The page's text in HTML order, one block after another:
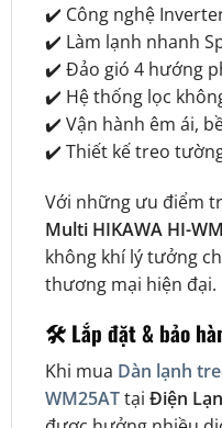
✔️ Công nghệ
✔️ Làm lạnh nhanh
✔️ Đảo gió 4 hướng
✔️ Hệ thống lọc
✔️ Vận hành êm ái,
✔️ Thiết kế treo
Với những ưu điểm
Multi HIKAWA HI-
không khí lý tưởng
thương mại hiện đại.
🛠️ Lắp đặt & bảo
Khi mua Dàn lạnh
WM25ATtại Điện